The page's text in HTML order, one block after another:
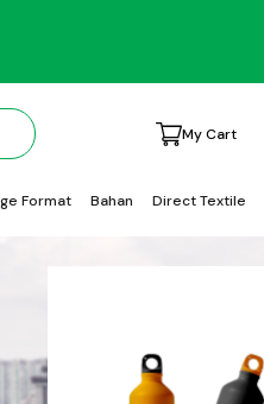
My Cart
Format Bahan Direct Textile